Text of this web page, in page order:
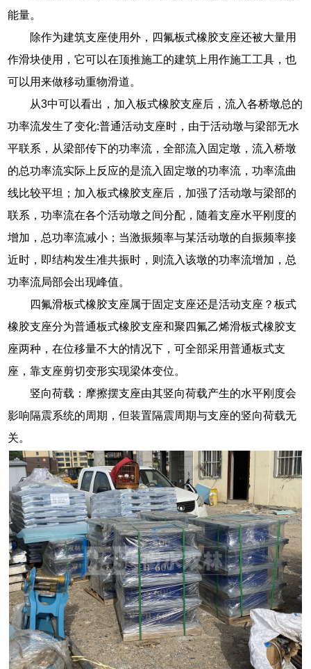
能量。
除作为建筑支座使用外，四氟板式橡胶支座还被大量用
作滑块使用，它可以在顶推施工的建筑上用作施工工具，也
可以用来做移动重物滑道。
从3中可以看出，加入板式橡胶支座后，流入各桥墩总的
功率流发生了变化:普通活动支座时，由于活动墩与梁部无水
平联系，从梁部传下的功率流，全部流入固定墩，流入桥墩
的总功率流实际上反应的是流入固定墩的功率流，功率流曲
线比较平坦；加入板式橡胶支座后，加强了活动墩与梁部的
联系，功率流在各个活动墩之间分配，随着支座水平刚度的
增加，总功率流减小；当激振频率与某活动墩的自振频率接
近时，即结构发生准共振时，则流入该墩的功率流增加，总
功率流局部会出现峰值。
四氟滑板式橡胶支座属于固定支座还是活动支座？板式
橡胶支座分为普通板式橡胶支座和聚四氟乙烯滑板式橡胶支
座两种，在位移量不大的情况下，可全部采用普通板式支
座，靠支座剪切变形实现梁体变位。
竖向荷载：摩擦摆支座由其竖向荷载产生的水平刚度会
影响隔震系统的周期，但装置隔震周期与支座的竖向荷载无
关。